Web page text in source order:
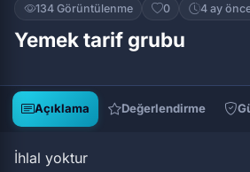
134 Görüntülenme 0 4 ay
Yemek tarif grubu
Açıklama Değerlendirme
İhlal yoktur